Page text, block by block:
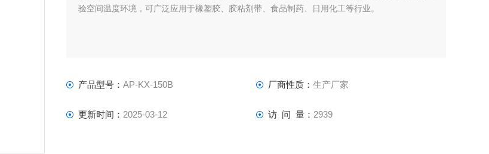
验空间温度环境，可广泛应用于橡塑胶、胶粘剂带、食品制药、日用化工等行业。
产品型号： AP-KX-150B 厂商性质： 生产厂家
更新时间： 2025-03-12 访 问 量： 2939